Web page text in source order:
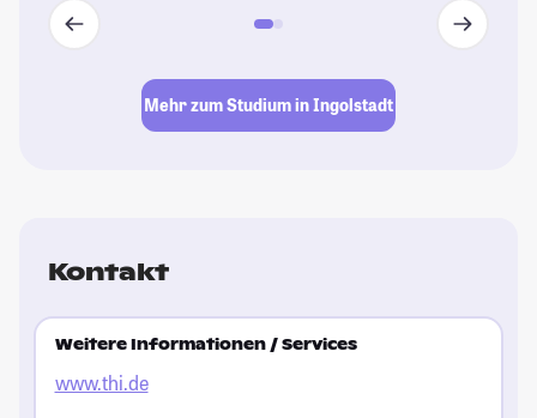
Mehr zum Studium in Ingolstadt
Kontakt
Weitere Informationen / Services
www.thi.de